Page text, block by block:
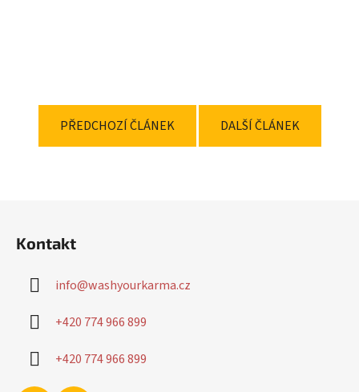
PŘEDCHOZÍ ČLÁNEK DALŠÍ ČLÁNEK
Kontakt
info@washyourkarma.cz
+420 774 966 899
+420 774 966 899